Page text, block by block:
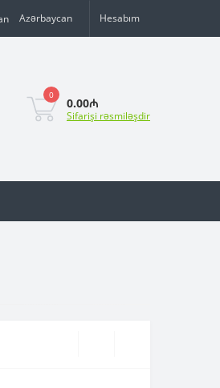
Azərbaycan Hesabım
0
0.00₼
Sifarişi rəsmiləşdir